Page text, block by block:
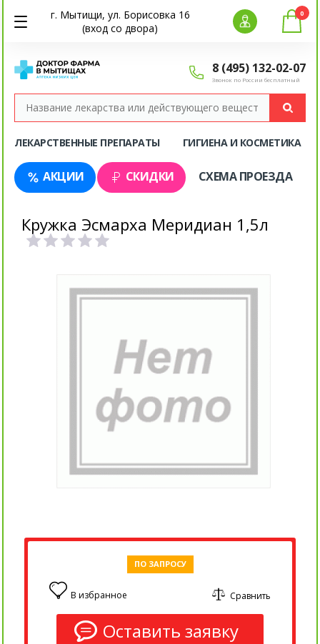
г. Мытищи, ул. Борисовка 16
(вход со двора)
8 (495) 132-02-07
Звонок по России бесплатный
0
ЛЕКАРСТВЕННЫЕ ПРЕПАРАТЫ ГИГИЕНА И КОСМЕТИКА
АКЦИИ СКИДКИ СХЕМА ПРОЕЗДА
Кружка Эсмарха Меридиан 1,5л
ПО ЗАПРОСУ
0 В избранное Сравнить
Оставить заявку